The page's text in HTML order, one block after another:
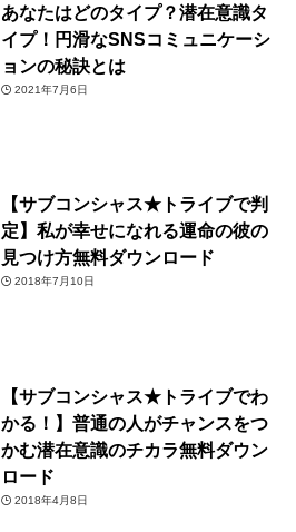
あなたはどのタイプ？潜在意識タ
イプ！円滑なSNSコミュニケーシ
ョンの秘訣とは
2021年7月6日
【サブコンシャス★トライブで判
定】私が幸せになれる運命の彼の
見つけ方無料ダウンロード
2018年7月10日
【サブコンシャス★トライブでわ
かる！】普通の人がチャンスをつ
かむ潜在意識のチカラ無料ダウン
ロード
2018年4月8日